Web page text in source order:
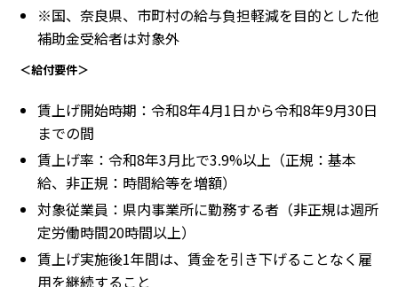
※国、奈良県、市町村の給与負担軽減を目的とした他
補助金受給者は対象外
＜給付要件＞
賃上げ開始時期：令和8年4月1日から令和8年9月30日
までの間
賃上げ率：令和8年3月比で3.9%以上（正規：基本
給、非正規：時間給等を増額）
対象従業員：県内事業所に勤務する者（非正規は週所
定労働時間20時間以上）
賃上げ実施後1年間は、賃金を引き下げることなく雇
用を継続すること